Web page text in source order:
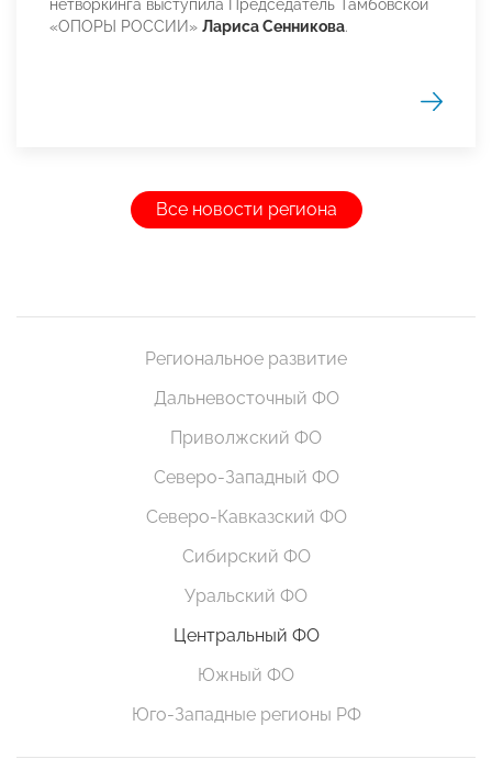
нетворкинга выступила Председатель Тамбовской
«ОПОРЫ РОССИИ» Лариса Сенникова.
Все новости региона
Региональное развитие
Дальневосточный ФО
Приволжский ФО
Северо-Западный ФО
Северо-Кавказский ФО
Сибирский ФО
Уральский ФО
Центральный ФО
Южный ФО
Юго-Западные регионы РФ